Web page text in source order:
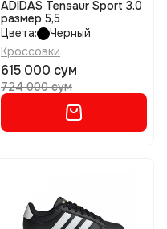
ADIDAS Tensaur Sport 3.0
размер 5,5
Цвета:
Черный
Кроссовки
615 000 сум
724 000 сум